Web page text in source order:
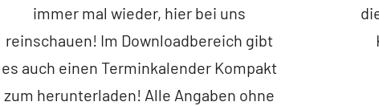
immer mal wieder, hier bei uns
reinschauen! Im Downloadbereich gibt
es auch einen Terminkalender Kompakt
zum herunterladen! Alle Angaben ohne